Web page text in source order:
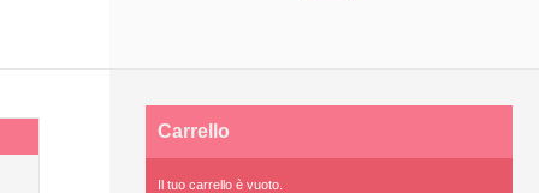
Carrello
Il tuo carrello è vuoto.